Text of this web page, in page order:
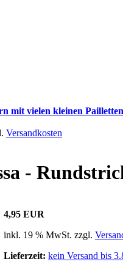
mit vielen kleinen
Versandkosten
-
4,95 EUR
inkl. 19 % MwSt. zzgl.
Lieferzeit: kein Versand bis